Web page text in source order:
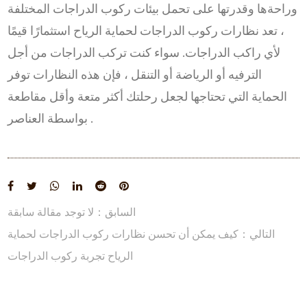
وراحةها وقدرتها على تحمل بيئات ركوب الدراجات المختلفة
، تعد نظارات ركوب الدراجات لحماية الرياح استثمارًا قيمًا
لأي راكب الدراجات. سواء كنت تركب الدراجات من أجل
الترفيه أو الرياضة أو التنقل ، فإن هذه النظارات توفر
الحماية التي تحتاجها لجعل رحلتك أكثر متعة وأقل مقاطعة
بواسطة العناصر .
السابق：لا توجد مقالة سابقة
التالي：كيف يمكن أن تحسن نظارات ركوب الدراجات لحماية
الرياح تجربة ركوب الدراجات